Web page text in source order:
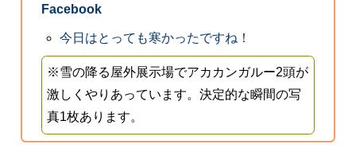
Facebook
今日はとっても寒かったですね！
※雪の降る屋外展示場でアカカンガルー2頭が
激しくやりあっています。決定的な瞬間の写
真1枚あります。